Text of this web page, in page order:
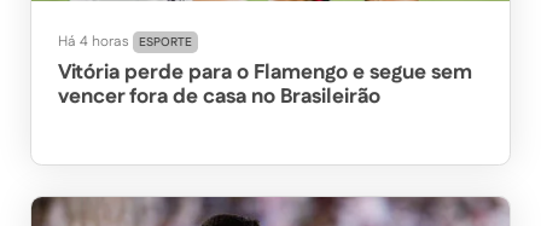
Há 4 horas ESPORTE
Vitória perde para o Flamengo e segue sem
vencer fora de casa no Brasileirão